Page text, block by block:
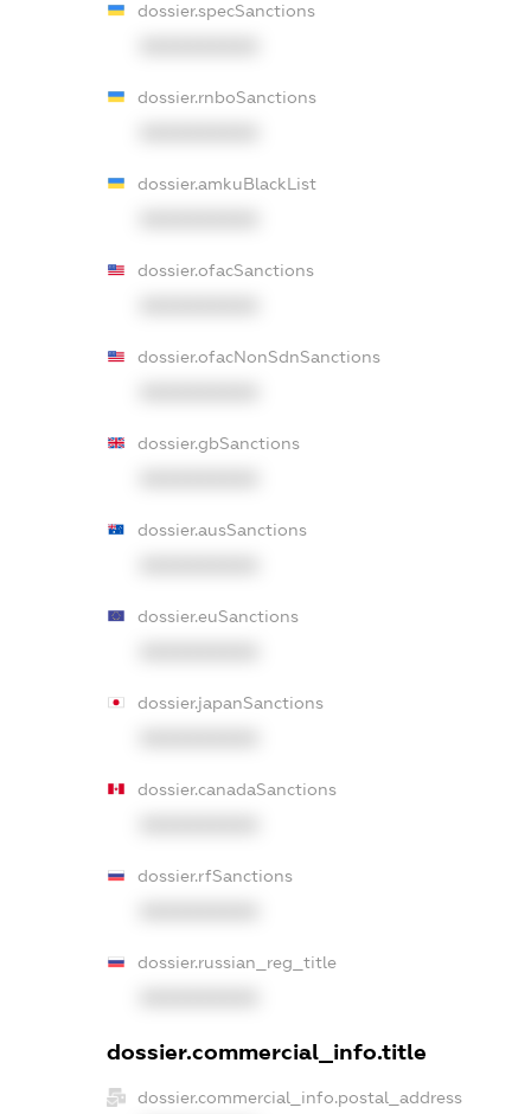
dossier.specSanctions
dossier.rnboSanctions
dossier.amkuBlackList
dossier.ofacSanctions
dossier.ofacNonSdnSanctions
dossier.gbSanctions
dossier.ausSanctions
dossier.euSanctions
dossier.japanSanctions
dossier.canadaSanctions
dossier.rfSanctions
dossier.russian_reg_title
dossier.commercial_info.title
dossier.commercial_info.postal_address